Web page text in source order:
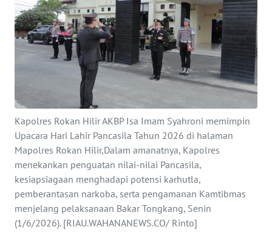
Kapolres Rokan Hilir AKBP Isa Imam Syahroni memimpin
Upacara Hari Lahir Pancasila Tahun 2026 di halaman
Mapolres Rokan Hilir,Dalam amanatnya, Kapolres
menekankan penguatan nilai-nilai Pancasila,
kesiapsiagaan menghadapi potensi karhutla,
pemberantasan narkoba, serta pengamanan Kamtibmas
menjelang pelaksanaan Bakar Tongkang, Senin
(1/6/2026). [RIAU.WAHANANEWS.CO/ Rinto]
Informasi
INDEKS
BERITA
INFO
IKLAN
TENTANG
KAMI
PEDOMAN
MEDIA